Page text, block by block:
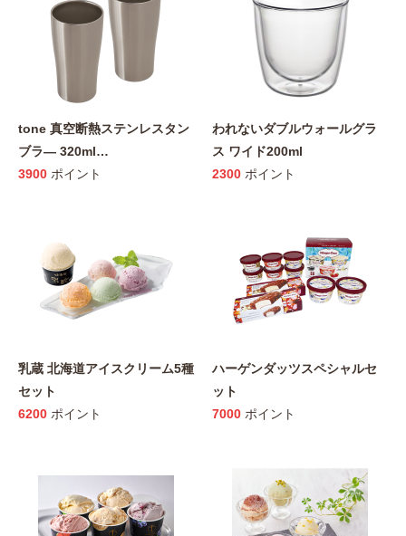
tone 真空断熱ステンレスタン
ブラ― 320ml…
3900 ポイント
われないダブルウォールグラ
ス ワイド200ml
2300 ポイント
乳蔵 北海道アイスクリーム5種
セット
6200 ポイント
ハーゲンダッツスペシャルセ
ット
7000 ポイント